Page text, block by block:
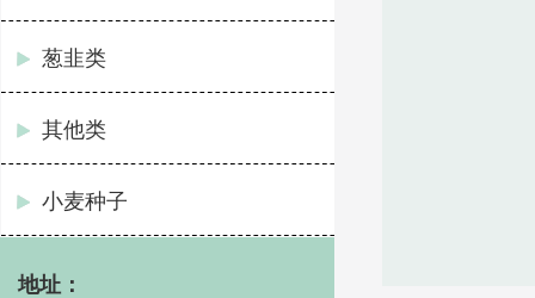
葱韭类
其他类
小麦种子
地址：